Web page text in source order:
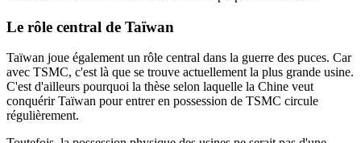
Le rôle central de Taïwan
Taïwan joue également un rôle central dans la guerre des puces. Car
avec TSMC, c'est là que se trouve actuellement la plus grande usine.
C'est d'ailleurs pourquoi la thèse selon laquelle la Chine veut
conquérir Taïwan pour entrer en possession de TSMC circule
régulièrement.